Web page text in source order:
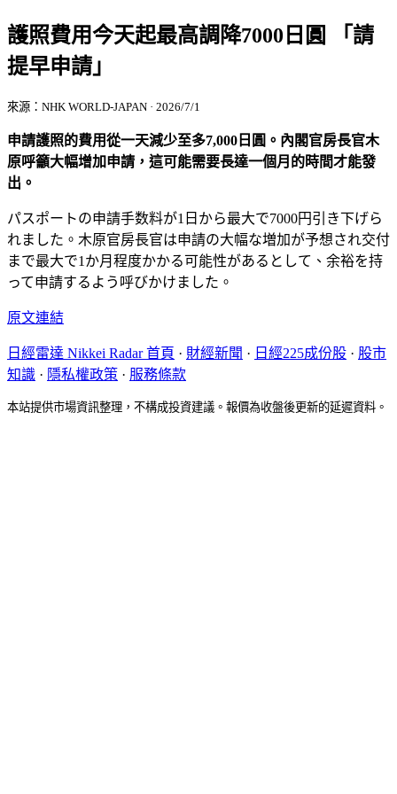
護照費用今天起最高調降7000日圓 「請
提早申請」
來源：NHK WORLD-JAPAN · 2026/7/1
申請護照的費用從一天減少至多7,000日圓。內閣官房長官木
原呼籲大幅增加申請，這可能需要長達一個月的時間才能發
出。
パスポートの申請手数料が1日から最大で7000円引き下げら
れました。木原官房長官は申請の大幅な増加が予想され交付
まで最大で1か月程度かかる可能性があるとして、余裕を持
って申請するよう呼びかけました。
原文連結
日經雷達 Nikkei Radar 首頁 · 財經新聞 · 日經225成份股 · 股市
知識 · 隱私權政策 · 服務條款
本站提供市場資訊整理，不構成投資建議。報價為收盤後更新的延遲資料。